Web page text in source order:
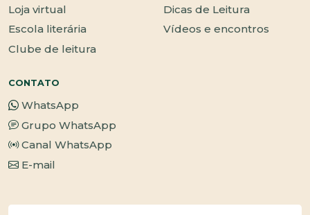
Loja virtual
Escola literária
Clube de leitura
Dicas de Leitura
Vídeos e encontros
CONTATO
WhatsApp
Grupo WhatsApp
Canal WhatsApp
E-mail